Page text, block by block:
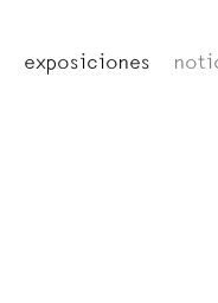
exposiciones